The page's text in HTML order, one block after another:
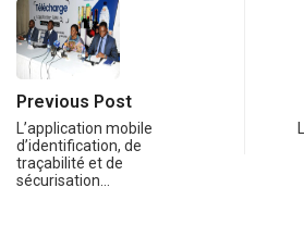
Previous Post
L’application mobile
d’identification, de
traçabilité et de
sécurisation…